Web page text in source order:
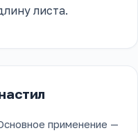
листа.
применение —